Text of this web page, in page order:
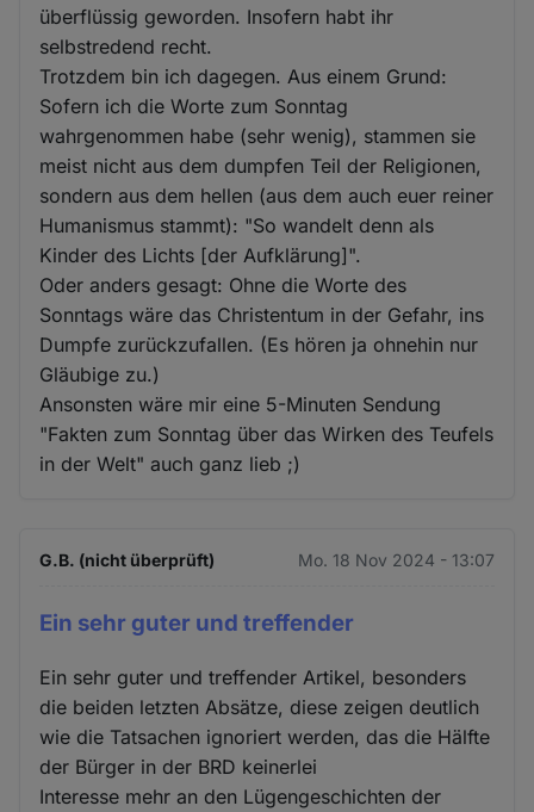
überflüssig geworden. Insofern habt ihr
selbstredend recht.
Trotzdem bin ich dagegen. Aus einem Grund:
Sofern ich die Worte zum Sonntag
wahrgenommen habe (sehr wenig), stammen sie
meist nicht aus dem dumpfen Teil der Religionen,
sondern aus dem hellen (aus dem auch euer reiner
Humanismus stammt): "So wandelt denn als
Kinder des Lichts [der Aufklärung]".
Oder anders gesagt: Ohne die Worte des
Sonntags wäre das Christentum in der Gefahr, ins
Dumpfe zurückzufallen. (Es hören ja ohnehin nur
Gläubige zu.)
Ansonsten wäre mir eine 5-Minuten Sendung
"Fakten zum Sonntag über das Wirken des Teufels
in der Welt" auch ganz lieb ;)
G.B. (nicht überprüft) Mo. 18 Nov 2024 - 13:07
Ein sehr guter und treffender
Ein sehr guter und treffender Artikel, besonders
die beiden letzten Absätze, diese zeigen deutlich
wie die Tatsachen ignoriert werden, das die Hälfte
der Bürger in der BRD keinerlei
Interesse mehr an den Lügengeschichten der